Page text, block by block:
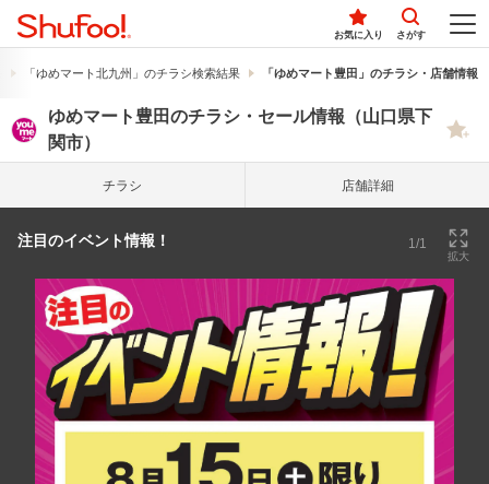
お気に入り さがす
「ゆめマート北九州」のチラシ検索結果 「ゆめマート豊田」のチラシ・店舗情報
ゆめマート豊田のチラシ・セール情報（山口県下
関市）
チラシ 店舗詳細
注目のイベント情報！ 1/1
拡大